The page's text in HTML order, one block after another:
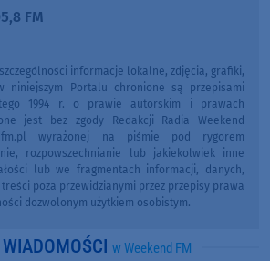
FM
informacje lokalne, zdjęcia, grafiki,
niniejszym Portalu chronione są przepisami
1994 r. o prawie autorskim i prawach
jest bez zgody Redakcji Radia Weekend
wyrażonej na piśmie pod rygorem
rozpowszechnianie lub jakiekolwiek inne
lub we fragmentach informacji, danych,
poza przewidzianymi przez przepisy prawa
dozwolonym użytkiem osobistym.
w Weekend FM